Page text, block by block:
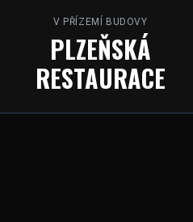
V PŘÍZEMÍ BUDOVY
PLZEŇSKÁ
RESTAURACE